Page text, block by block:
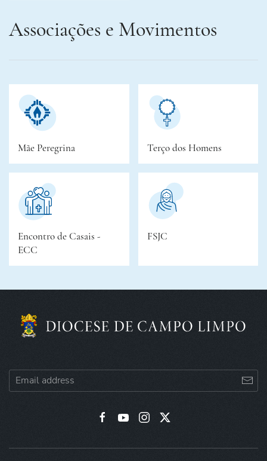
Associações e Movimentos
Mãe Peregrina Terço dos Homens
Encontro de Casais -
ECC
FSJC